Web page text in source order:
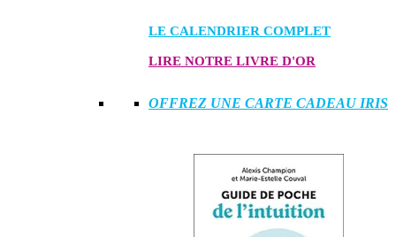
LE CALENDRIER COMPLET
LIRE NOTRE LIVRE D'OR
OFFREZ UNE CARTE CADEAU IRIS